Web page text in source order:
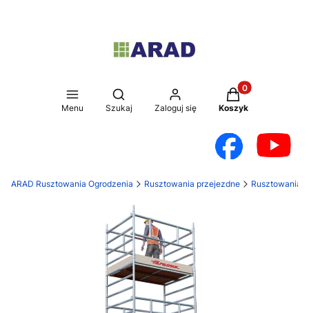
Menu
Otwórz wyszukiwarkę
Szukaj Zaloguj się
Produkty w
Koszyk
ARAD Rusztowania Ogrodzenia Rusztowania przejezdne Rusztowania